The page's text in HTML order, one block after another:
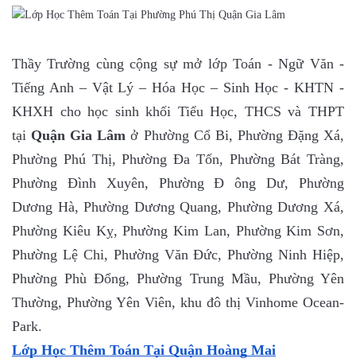
Thầy Trường cùng cộng sự mở lớp Toán - Ngữ Văn -
Tiếng Anh – Vật Lý – Hóa Học – Sinh Học - KHTN -
KHXH cho học sinh khối Tiểu Học, THCS và THPT
tại Quận Gia Lâm ở Phường Cổ Bi, Phường Đặng Xá,
Phường Phú Thị, Phường Đa Tốn, Phường Bát Tràng,
Phường Đình Xuyên, Phường Đ ông Dư, Phường
Dương Hà, Phường Dương Quang, Phường Dương Xá,
Phường Kiêu Kỵ, Phường Kim Lan, Phường Kim Sơn,
Phường Lệ Chi, Phường Văn Đức, Phường Ninh Hiệp,
Phường Phù Đổng, Phường Trung Mầu, Phường Yên
Thường, Phường Yên Viên, khu đô thị Vinhome Ocean-
Park.
Lớp Học Thêm Toán Tại Quận Hoàng Mai